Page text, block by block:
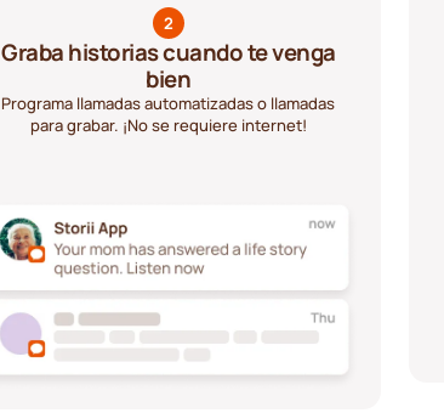
2
Graba historias cuando te venga
bien
Programa llamadas automatizadas o llamadas
para grabar. ¡No se requiere internet!